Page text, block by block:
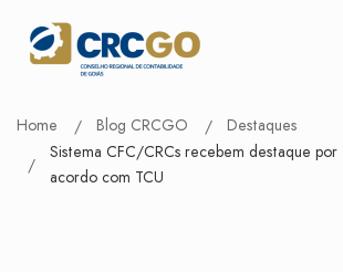
Home Blog CRCGO
Destaques
Sistema CFC/CRCs recebem destaque por
acordo com TCU